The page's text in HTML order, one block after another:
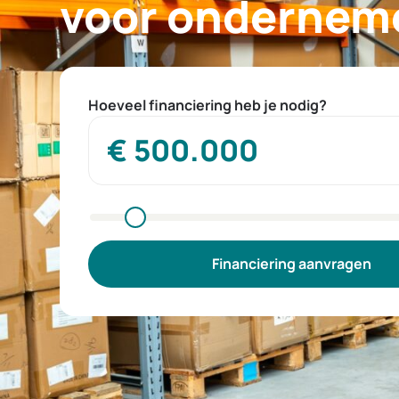
voor
Hoeveel financiering heb je nodig?
Financiering aanvragen